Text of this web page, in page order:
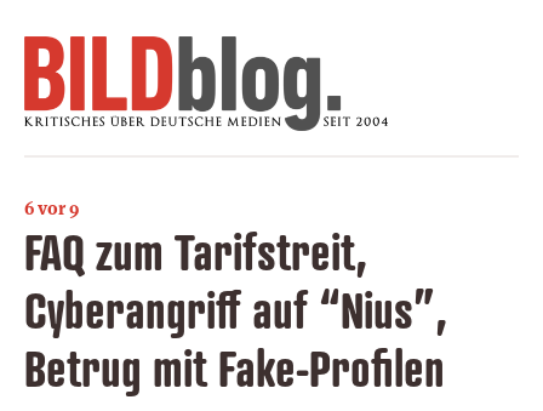
6 vor 9
FAQ zum Tarifstreit,
Cyberangriff auf “Nius”,
Betrug mit Fake-Profilen